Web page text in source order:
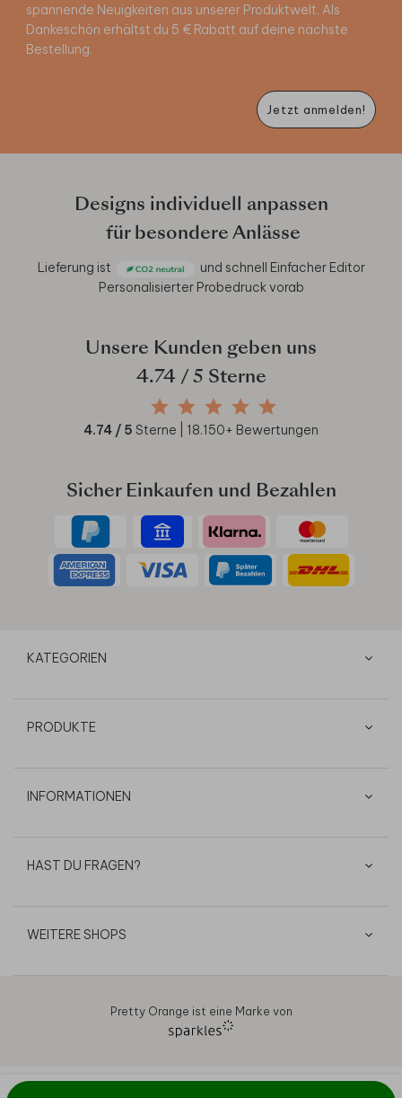
spannende Neuigkeiten aus unserer Produktwelt. Als
Dankeschön erhältst du 5 € Rabatt auf deine nächste
Bestellung.
Jetzt anmelden!
Designs individuell anpassen
für besondere Anlässe
Lieferung ist und schnell Einfacher Editor
Personalisierter Probedruck vorab
Unsere Kunden geben uns
4.74/ 5 Sterne
4.74 / 5 Sterne | 18.150+ Bewertungen
Sicher Einkaufen und Bezahlen
KATEGORIEN
PRODUKTE
INFORMATIONEN
HAST DU FRAGEN?
WEITERE SHOPS
Pretty Orange ist eine Marke von
AGB Datenschutz Cookies Impressum © 2026